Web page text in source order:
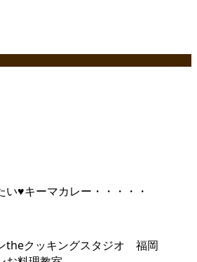
い♥キーマカレー・・・・・